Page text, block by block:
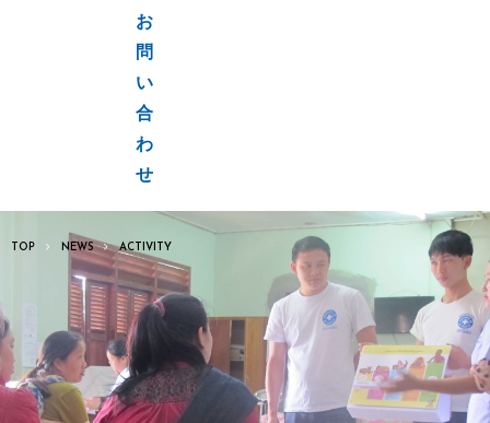
お
問
い
合
わ
せ
TOP NEWS ACTIVITY